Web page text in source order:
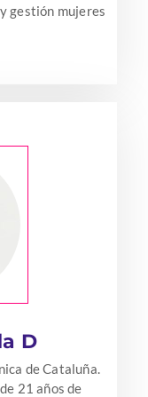
gestión mujeres
D
de Cataluña.
21 años de